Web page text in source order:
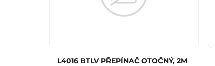
L4016 BTLV PŘEPÍNAČ OTOČNÝ, 2M